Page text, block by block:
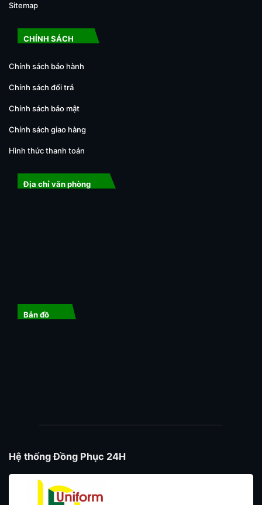
Sitemap
CHÍNH SÁCH
Chính sách bảo hành
Chính sách đổi trả
Chính sách bảo mật
Chính sách giao hàng
Hình thức thanh toán
Địa chỉ văn phòng
Bản đồ
Hệ thống Đồng Phục 24H